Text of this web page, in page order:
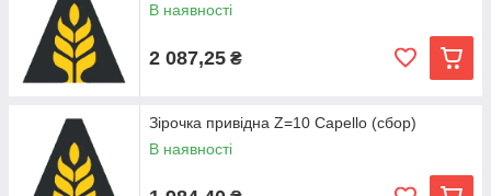
В наявності
2 087,25 ₴
Зірочка привідна Z=10 Capello (сбор)
В наявності